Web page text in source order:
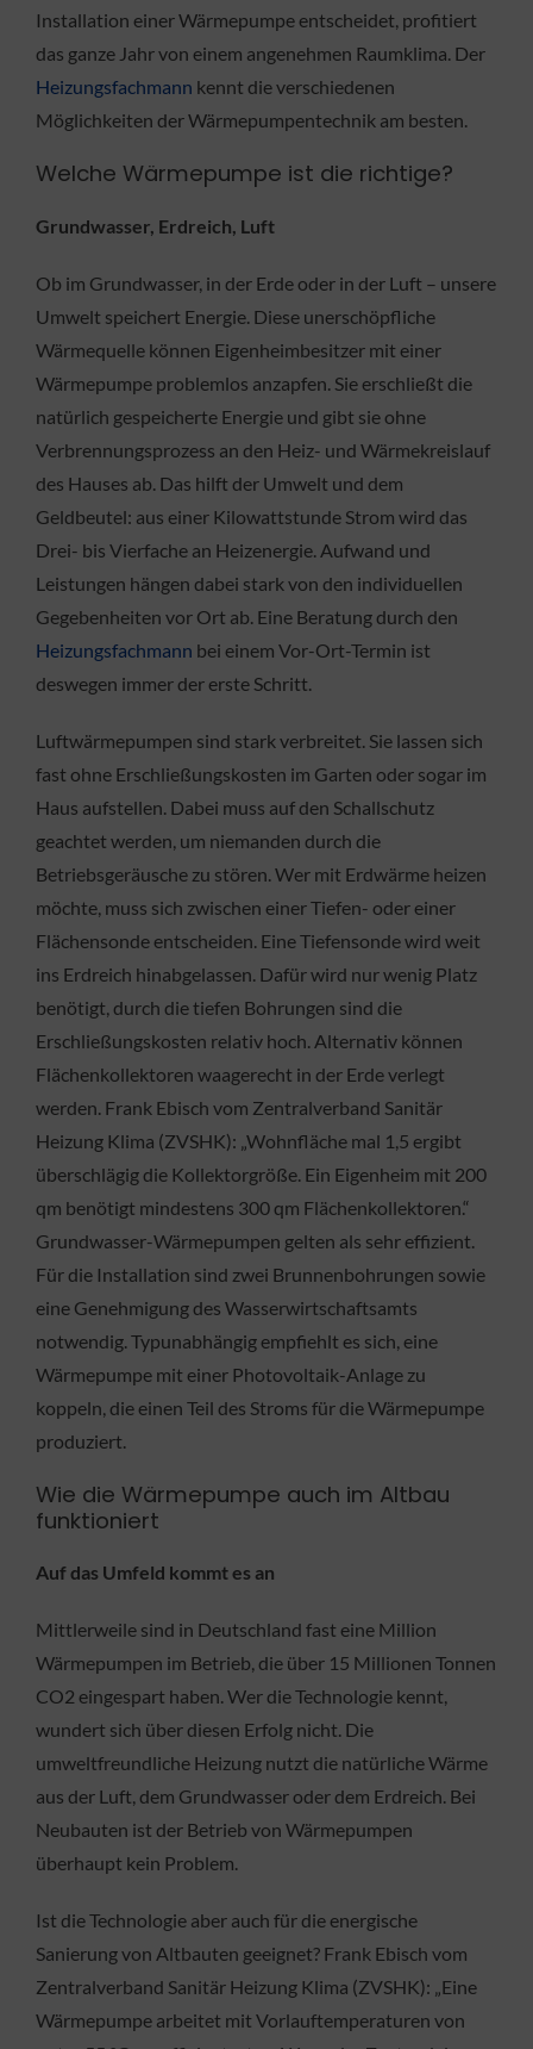
Installation einer Wärmepumpe entscheidet, profitiert
das ganze Jahr von einem angenehmen Raumklima. Der
Heizungsfachmann kennt die verschiedenen
Möglichkeiten der Wärmepumpentechnik am besten.
Welche Wärmepumpe ist die richtige?
Grundwasser, Erdreich, Luft
Ob im Grundwasser, in der Erde oder in der Luft – unsere
Umwelt speichert Energie. Diese unerschöpfliche
Wärmequelle können Eigenheimbesitzer mit einer
Wärmepumpe problemlos anzapfen. Sie erschließt die
natürlich gespeicherte Energie und gibt sie ohne
Verbrennungsprozess an den Heiz- und Wärmekreislauf
des Hauses ab. Das hilft der Umwelt und dem
Geldbeutel: aus einer Kilowattstunde Strom wird das
Drei- bis Vierfache an Heizenergie. Aufwand und
Leistungen hängen dabei stark von den individuellen
Gegebenheiten vor Ort ab. Eine Beratung durch den
Heizungsfachmann bei einem Vor-Ort-Termin ist
deswegen immer der erste Schritt.
Luftwärmepumpen sind stark verbreitet. Sie lassen sich
fast ohne Erschließungskosten im Garten oder sogar im
Haus aufstellen. Dabei muss auf den Schallschutz
geachtet werden, um niemanden durch die
Betriebsgeräusche zu stören. Wer mit Erdwärme heizen
möchte, muss sich zwischen einer Tiefen- oder einer
Flächensonde entscheiden. Eine Tiefensonde wird weit
ins Erdreich hinabgelassen. Dafür wird nur wenig Platz
benötigt, durch die tiefen Bohrungen sind die
Erschließungskosten relativ hoch. Alternativ können
Flächenkollektoren waagerecht in der Erde verlegt
werden. Frank Ebisch vom Zentralverband Sanitär
Heizung Klima (ZVSHK): „Wohnfläche mal 1,5 ergibt
überschlägig die Kollektorgröße. Ein Eigenheim mit 200
qm benötigt mindestens 300 qm Flächenkollektoren.“
Grundwasser-Wärmepumpen gelten als sehr effizient.
Für die Installation sind zwei Brunnenbohrungen sowie
eine Genehmigung des Wasserwirtschaftsamts
notwendig. Typunabhängig empfiehlt es sich, eine
Wärmepumpe mit einer Photovoltaik-Anlage zu
koppeln, die einen Teil des Stroms für die Wärmepumpe
produziert.
Wie die Wärmepumpe auch im Altbau
funktioniert
Auf das Umfeld kommt es an
Mittlerweile sind in Deutschland fast eine Million
Wärmepumpen im Betrieb, die über 15 Millionen Tonnen
CO2 eingespart haben. Wer die Technologie kennt,
wundert sich über diesen Erfolg nicht. Die
umweltfreundliche Heizung nutzt die natürliche Wärme
aus der Luft, dem Grundwasser oder dem Erdreich. Bei
Neubauten ist der Betrieb von Wärmepumpen
überhaupt kein Problem.
Ist die Technologie aber auch für die energische
Sanierung von Altbauten geeignet? Frank Ebisch vom
Zentralverband Sanitär Heizung Klima (ZVSHK): „Eine
Wärmepumpe arbeitet mit Vorlauftemperaturen von